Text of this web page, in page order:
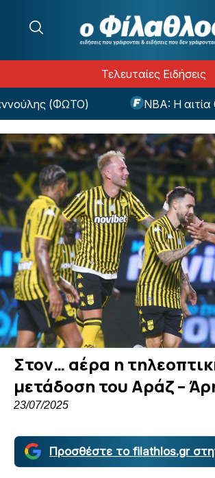
Τελευταίες Ειδήσεις
(ΦΩΤΟ) NBA: Η αιτία
Στον… αέρα η
μετάδοση του Αράζ –
23/07/2025
Προσθέστε το filathlos.gr